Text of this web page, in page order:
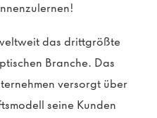
das drittgrößte
Branche. Das
versorgt über
seine Kunden